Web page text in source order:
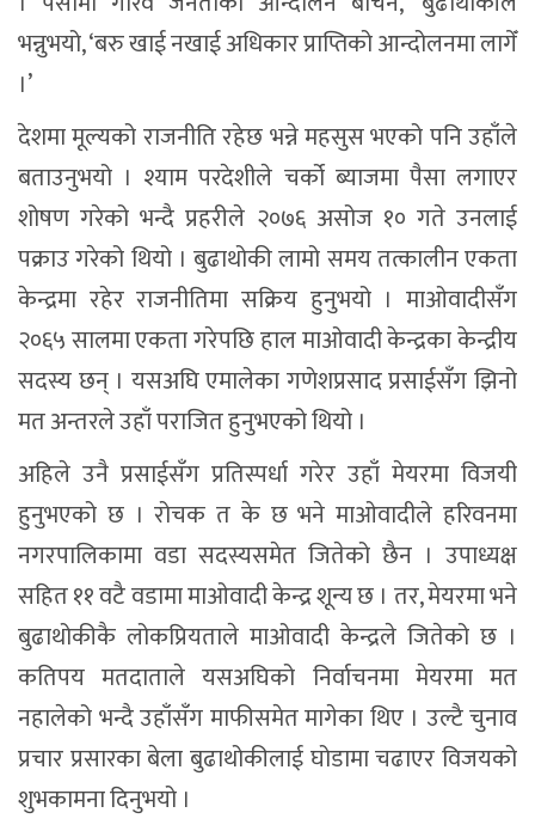
भन्नुभयो, ‘बरु खाई नखाई अधिकार प्राप्तिको आन्दोलनमा लागेँ
।’
देशमा मूल्यको राजनीति रहेछ भन्ने महसुस भएको पनि उहाँले
बताउनुभयो । श्याम परदेशीले चर्को ब्याजमा पैसा लगाएर
शोषण गरेको भन्दै प्रहरीले २०७६ असोज १० गते उनलाई
पक्राउ गरेको थियो । बुढाथोकी लामो समय तत्कालीन एकता
केन्द्रमा रहेर राजनीतिमा सक्रिय हुनुभयो । माओवादीसँग
२०६५ सालमा एकता गरेपछि हाल माओवादी केन्द्रका केन्द्रीय
सदस्य छन् । यसअघि एमालेका गणेशप्रसाद प्रसाईसँग झिनो
मत अन्तरले उहाँ पराजित हुनुभएको थियो ।
अहिले उनै प्रसाईसँग प्रतिस्पर्धा गरेर उहाँ मेयरमा विजयी
हुनुभएको छ । रोचक त के छ भने माओवादीले हरिवनमा
नगरपालिकामा वडा सदस्यसमेत जितेको छैन । उपाध्यक्ष
सहित ११ वटै वडामा माओवादी केन्द्र शून्य छ । तर, मेयरमा भने
बुढाथोकीकै लोकप्रियताले माओवादी केन्द्रले जितेको छ ।
कतिपय मतदाताले यसअघिको निर्वाचनमा मेयरमा मत
नहालेको भन्दै उहाँसँग माफीसमेत मागेका थिए । उल्टै चुनाव
प्रचार प्रसारका बेला बुढाथोकीलाई घोडामा चढाएर विजयको
शुभकामना दिनुभयो ।